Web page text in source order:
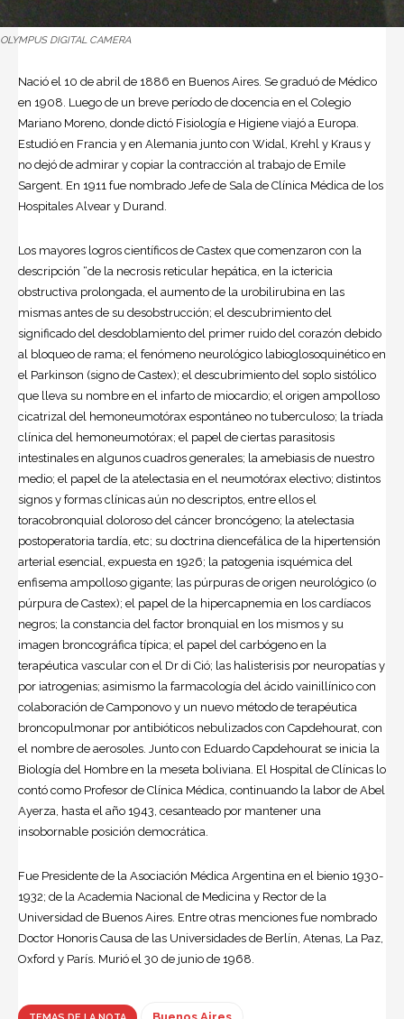
OLYMPUS DIGITAL CAMERA
Nació el 10 de abril de 1886 en Buenos Aires . Se graduó de Médico
en 1908. Luego de un breve período de docencia en el Colegio
Mariano Moreno, donde dictó Fisiología e Higiene viajó a Europa.
Estudió en Francia y en Alemania junto con Widal, Krehl y Kraus y
no dejó de admirar y copiar la contracción al trabajo de Emile
Sargent. En 1911 fue nombrado Jefe de Sala de Clínica Médica de los
Hospitales Alvear y Durand.
Los mayores logros científicos de Castex que comenzaron con la
descripción “de la necrosis reticular hepática, en la ictericia
obstructiva prolongada, el aumento de la urobilirubina en las
mismas antes de su desobstrucción; el descubrimiento del
significado del desdoblamiento del primer ruido del corazón debido
al bloqueo de rama; el fenómeno neurológico labioglosoquinético en
el Parkinson (signo de Castex); el descubrimiento del soplo sistólico
que lleva su nombre en el infarto de miocardio; el origen ampolloso
cicatrizal del hemoneumotórax espontáneo no tuberculoso; la tríada
clínica del hemoneumotórax; el papel de ciertas parasitosis
intestinales en algunos cuadros generales; la amebiasis de nuestro
medio; el papel de la atelectasia en el neumotórax electivo; distintos
signos y formas clínicas aún no descriptos, entre ellos el
toracobronquial doloroso del cáncer broncógeno; la atelectasia
postoperatoria tardía, etc; su doctrina diencefálica de la hipertensión
arterial esencial, expuesta en 1926; la patogenia isquémica del
enfisema ampolloso gigante; las púrpuras de origen neurológico (o
púrpura de Castex); el papel de la hipercapnemia en los cardíacos
negros; la constancia del factor bronquial en los mismos y su
imagen broncográfica típica; el papel del carbógeno en la
terapéutica vascular con el Dr di Ció; las halisterisis por neuropatías y
por iatrogenias; asimismo la farmacología del ácido vainillínico con
colaboración de Camponovo y un nuevo método de terapéutica
broncopulmonar por antibióticos nebulizados con Capdehourat, con
el nombre de aerosoles. Junto con Eduardo Capdehourat se inicia la
Biología del Hombre en la meseta boliviana. El Hospital de Clínicas lo
contó como Profesor de Clínica Médica, continuando la labor de Abel
Ayerza, hasta el año 1943, cesanteado por mantener una
insobornable posición democrática.
Fue Presidente de la Asociación Médica Argentina en el bienio 1930-
1932; de la Academia Nacional de Medicina y Rector de la
Universidad de Buenos Aires. Entre otras menciones fue nombrado
Doctor Honoris Causa de las Universidades de Berlín, Atenas, La Paz,
Oxford y París. Murió el 30 de junio de 1968.